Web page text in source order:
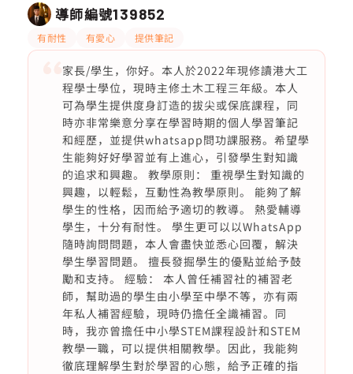
導師編號139852
有耐性 有愛心 提供筆記
家長/學生，你好。本人於2022年現修讀港大工
程學士學位，現時主修土木工程三年級。本人
可為學生提供度身訂造的拔尖或保底課程，同
時亦非常樂意分享在學習時期的個人學習筆記
和經歷，並提供whatsapp問功課服務。希望學
生能夠好好學習並有上進心，引發學生對知識
的追求和興趣。 教學原則： 重視學生對知識的
興趣，以輕鬆，互動性為教學原則。 能夠了解
學生的性格，因而給予適切的教導。 熱愛輔導
學生，十分有耐性。 學生更可以以WhatsApp
隨時詢問問題，本人會盡快並悉心回覆，解決
學生學習問題。 擅長發掘學生的優點並給予鼓
勵和支持。 經驗： 本人曾任補習社的補習老
師，幫助過的學生由小學至中學不等，亦有兩
年私人補習經驗，現時仍擔任全識補習。同
時，我亦曾擔任中小學STEM課程設計和STEM
教學一職，可以提供相關教學。因此，我能夠
徹底理解學生對於學習的心態，給予正確的指